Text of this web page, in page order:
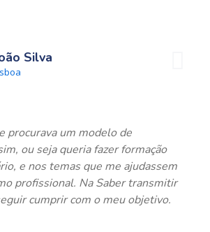
Silva
um modelo de
ou seja queria fazer formação
e nos temas que me ajudassem
profissional. Na Saber transmitir
cumprir com o meu objetivo.